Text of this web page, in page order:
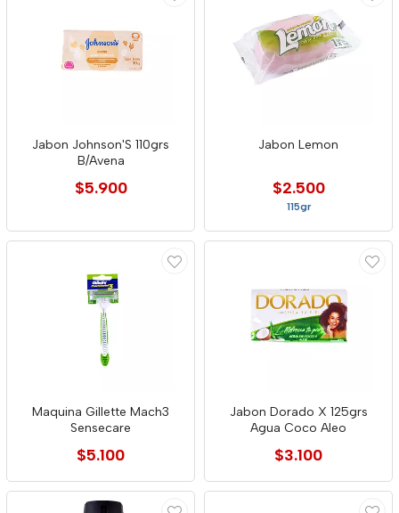
Jabon Johnson'S 110grs
B/Avena
$5.900
Jabon Lemon
$2.500
115gr
Maquina Gillette Mach3
Sensecare
$5.100
Jabon Dorado X 125grs
Agua Coco Aleo
$3.100